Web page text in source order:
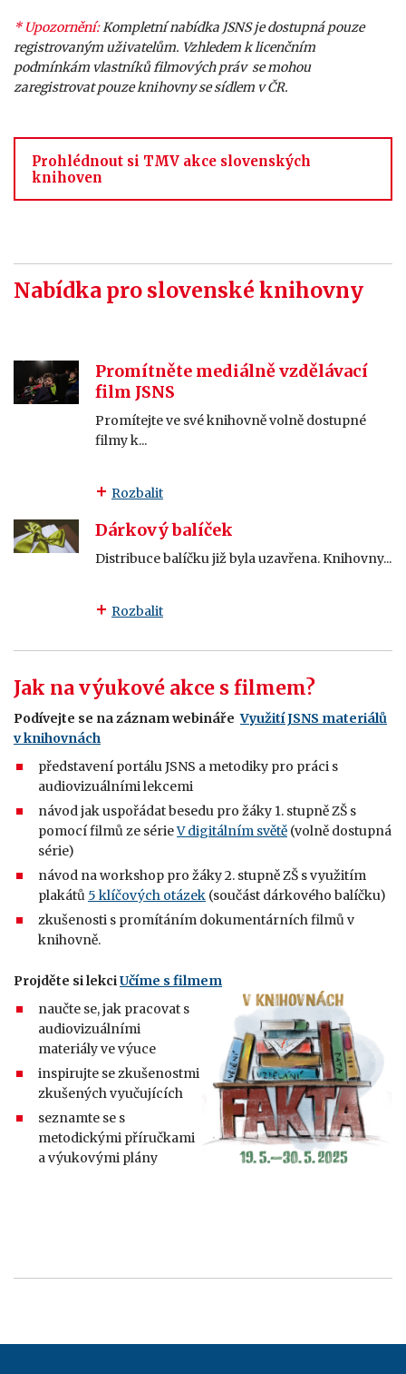
* Upozornění:Kompletní nabídka JSNS je dostupná pouze
registrovaným uživatelům. Vzhledem k licenčním
podmínkám vlastníků filmových práv se mohou
zaregistrovat pouze knihovny se sídlem v ČR.
Prohlédnout si TMV akce slovenských
knihoven
Nabídka pro slovenské knihovny
Promítněte mediálně vzdělávací
film JSNS
Promítejte ve své knihovně volně dostupné
filmy k...
Rozbalit
Dárkový balíček
Distribuce balíčku již byla uzavřena. Knihovny...
Rozbalit
Jak na výukové akce s filmem?
Podívejte se na záznam webinářeVyužití JSNS materiálů
v knihovnách
představení portálu JSNS a metodiky pro práci s
audiovizuálními lekcemi
návod jak uspořádat besedu pro žáky 1. stupně ZŠ s
pomocí filmů ze sérieV digitálním světě (volně dostupná
série)
návod na workshop pro žáky 2. stupně ZŠ s využitím
plakátů 5 klíčových otázek (součást dárkového balíčku)
zkušenosti s promítáním dokumentárních filmů v
knihovně.
Projděte si lekciUčíme s filmem
naučte se, jak pracovat s
audiovizuálními
materiály ve výuce
inspirujte se zkušenostmi
zkušených vyučujících
seznamte se s
metodickými příručkami
a výukovými plány